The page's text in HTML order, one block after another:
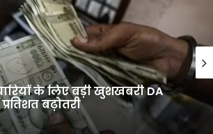
के लिए बड़ी खुशखबरी DA
बढ़ोतरी